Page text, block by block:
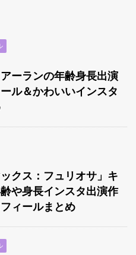
ーランの年齢身長出演
ル＆かわいいインスタ
ックス：フュリオサ」キ
や身長インスタ出演作
ィールまとめ